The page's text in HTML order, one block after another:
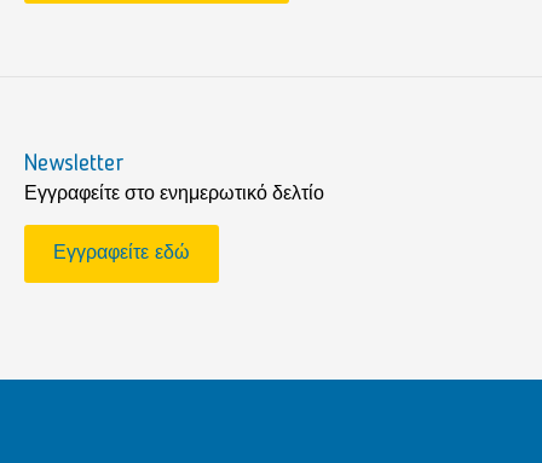
Newsletter
Εγγραφείτε στο ενημερωτικό δελτίο
Εγγραφείτε εδώ